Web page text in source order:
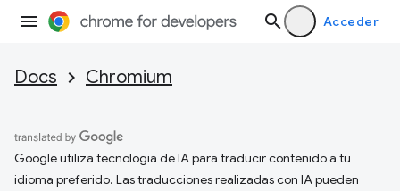
Acceder
Docs Chromium
Google utiliza tecnología de IA para traducir contenido a tu
idioma preferido. Las traducciones realizadas con IA pueden